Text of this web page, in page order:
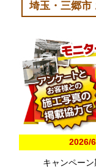
埼玉・三郷市
2026/
キャンペー